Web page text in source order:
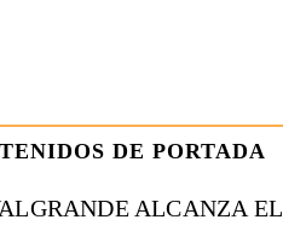
DE PORTADA
ALCANZA EL